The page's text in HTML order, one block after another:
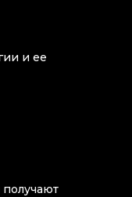
и ее